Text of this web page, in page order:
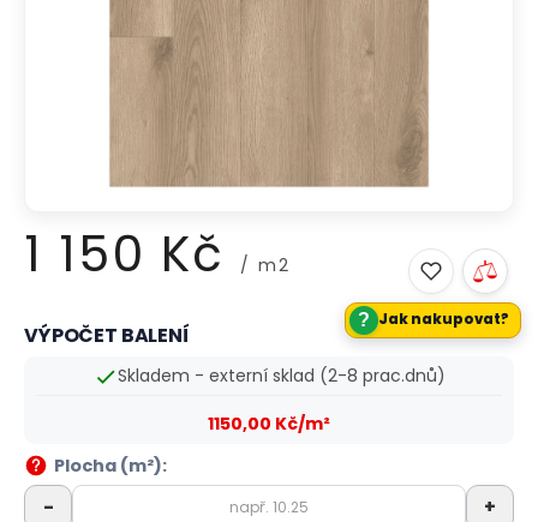
1 150 Kč / m2
Měrná
VÝPOČET BALENÍ
Skladem - externí sklad (2-8 prac.dnů)
1150,00 Kč/m²
Plocha (m²):
- +
? Jak nakupovat?